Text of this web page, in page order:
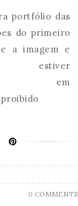
portfólio das
do primeiro
a imagem e
estiver
em
proibido
0 COMMENTS